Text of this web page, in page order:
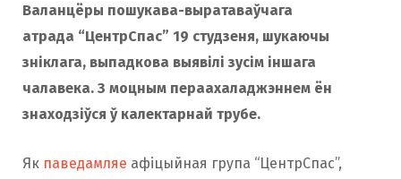
Валанцёры пошукава-выратаваўчага
атрада “ЦентрСпас” 19 студзеня, шукаючы
зніклага, выпадкова выявілі зусім іншага
чалавека. З моцным пераахаладжэннем ён
знаходзіўся ў калектарнай трубе.
Як паведамляе афіцыйная група “ЦентрСпас”,